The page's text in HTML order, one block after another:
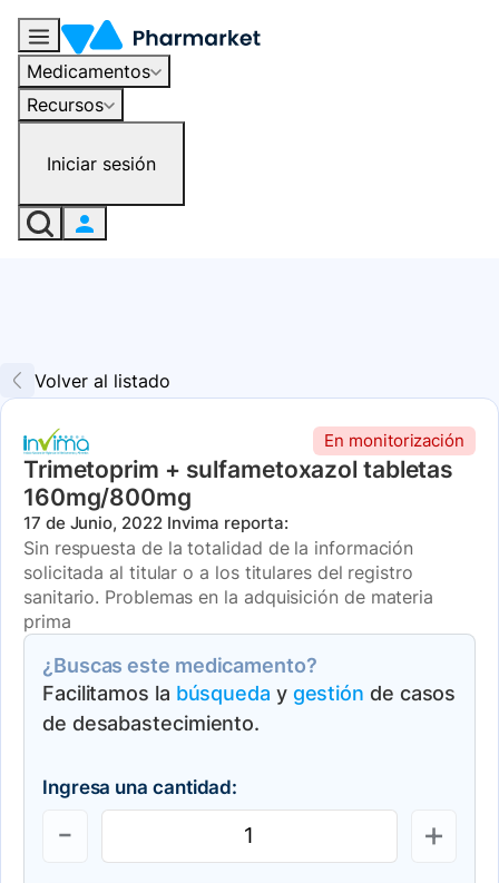
Medicamentos
Recursos
Iniciar sesión
Volver al listado
En monitorización
Trimetoprim + sulfametoxazol tabletas
160mg/800mg
17 de Junio, 2022Invima reporta:
Sin respuesta de la totalidad de la información
solicitada al titular o a los titulares del registro
sanitario. Problemas en la adquisición de materia
prima
¿Buscas este medicamento?
Facilitamos la búsqueda y gestión de casos
de desabastecimiento.
Ingresa una cantidad: